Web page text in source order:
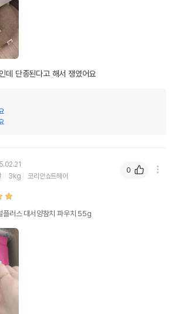
데 단종된다고 해서 쟁였어요
3kg 코리안쇼트헤어
플러스 대서양참치 파우치 55g
0